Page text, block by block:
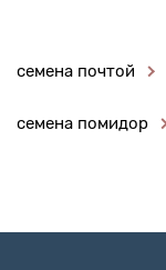
семена почтой
семена помидор